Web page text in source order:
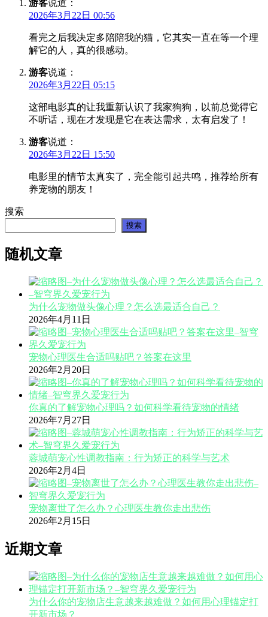
游客说道：
2026年3月22日 00:56
看完之后我决定多陪陪我的猫，它其实一直在等一个理
解它的人，真的很感动。
游客说道：
2026年3月22日 05:15
这部电影真的让我重新认识了我家狗狗，以前总觉得它
不听话，现在才发现是它在表达需求，太有启发了！
游客说道：
2026年3月22日 15:50
电影里的情节太真实了，完全能引起共鸣，推荐给所有
养宠物的朋友！
搜索
搜索
随机文章
为什么宠物做头像心理？怎么选最适合自己？
2026年4月11日
宠物心理医生合适吗贴吧？答案在这里
2026年2月20日
你真的了解宠物心理吗？如何科学看待宠物的情绪
2026年7月27日
蓉城萌宠心性调教指南：行为矫正的科学与艺术
2026年2月4日
宠物离世了怎么办？心理医生教你走出悲伤
2026年2月15日
近期文章
为什么你的宠物店生意越来越难做？如何用心理锚定打
开新市场？